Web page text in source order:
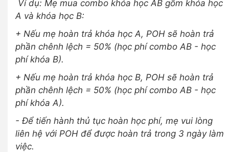
Ví dụ: Mẹ mua combo khóa học AB gồm khóa học
A và khóa học B:
+ Nếu mẹ hoàn trả khóa học A, POH sẽ hoàn trả
phần chênh lệch = 50% (học phí combo AB - học
phí khóa B).
+ Nếu mẹ hoàn trả khóa học B, POH sẽ hoàn trả
phần chênh lệch = 50% (học phí combo AB - học
phí khóa A).
- Để tiến hành thủ tục hoàn học phí, mẹ vui lòng
liên hệ với POH để được hoàn trả trong 3 ngày làm
việc.